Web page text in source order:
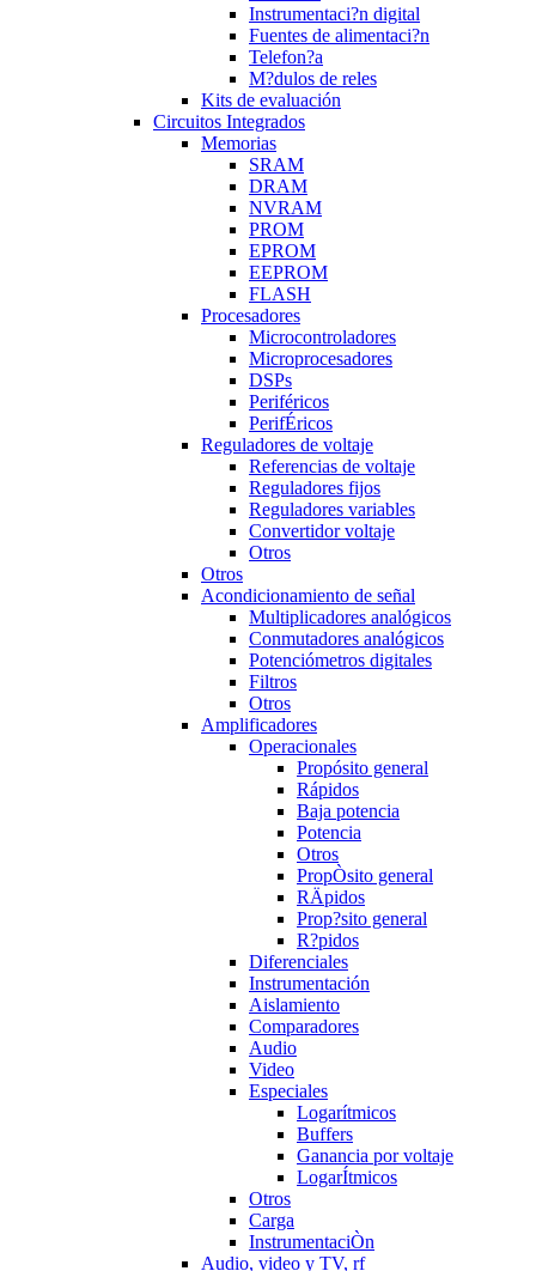
Instrumentaci?n digital
Fuentes de alimentaci?n
Telefon?a
M?dulos de reles
Kits de evaluación
Circuitos Integrados
Memorias
SRAM
DRAM
NVRAM
PROM
EPROM
EEPROM
FLASH
Procesadores
Microcontroladores
Microprocesadores
DSPs
Periféricos
PerifÉricos
Reguladores de voltaje
Referencias de voltaje
Reguladores fijos
Reguladores variables
Convertidor voltaje
Otros
Otros
Acondicionamiento de señal
Multiplicadores analógicos
Conmutadores analógicos
Potenciómetros digitales
Filtros
Otros
Amplificadores
Operacionales
Propósito general
Rápidos
Baja potencia
Potencia
Otros
PropÒsito general
RÄpidos
Prop?sito general
R?pidos
Diferenciales
Instrumentación
Aislamiento
Comparadores
Audio
Video
Especiales
Logarítmicos
Buffers
Ganancia por voltaje
LogarÍtmicos
Otros
Carga
InstrumentaciÒn
Audio, video y TV, rf